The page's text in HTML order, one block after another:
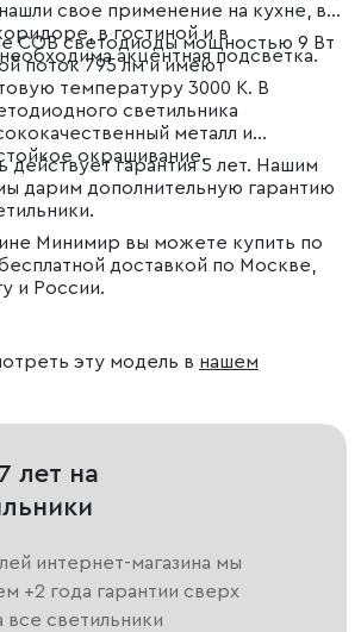
свое применение на кухне, в
в гостиной и в
акцентная подсветка.
COB светодиоды мощностью 9 Вт
поток 795 лм и имеют
температуру 3000 К. В
светильника
металл и
окрашивание.
гарантия 5 лет. Нашим
дарим дополнительную гарантию
Минимир вы можете купить по
доставкой по Москве,
и России.
эту модель в нашем
лет на
интернет-магазина мы
+2 года гарантии сверх
все светильники